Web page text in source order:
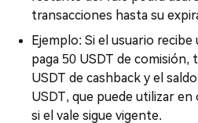
transacciones hasta su
Ejemplo: Si el usuario recibe
paga 50 USDT de comisión,
USDT de cashback y el
USDT, que puede utilizar
si el vale sigue vigente.